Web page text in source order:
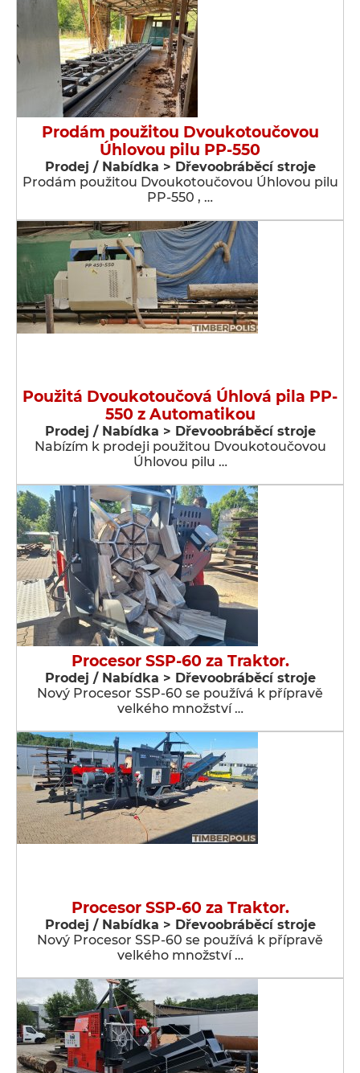
Prodám použitou Dvoukotoučovou
Úhlovou pilu PP-550
Prodej / Nabídka > Dřevoobráběcí stroje
Prodám použitou Dvoukotoučovou Úhlovou pilu
PP-550 , …
Použitá Dvoukotoučová Úhlová pila PP-
550 z Automatikou
Prodej / Nabídka > Dřevoobráběcí stroje
Nabízím k prodeji použitou Dvoukotoučovou
Úhlovou pilu …
Procesor SSP-60 za Traktor.
Prodej / Nabídka > Dřevoobráběcí stroje
Nový Procesor SSP-60 se používá k přípravě
velkého množství …
Procesor SSP-60 za Traktor.
Prodej / Nabídka > Dřevoobráběcí stroje
Nový Procesor SSP-60 se používá k přípravě
velkého množství …